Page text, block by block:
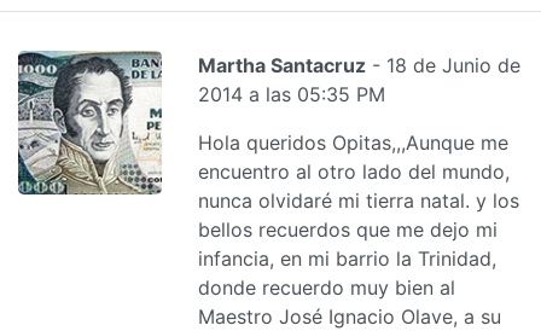
Martha Santacruz - 18 de Junio de
2014 a las 05:35 PM
Hola queridos Opitas,,,Aunque me
encuentro al otro lado del mundo,
nunca olvidaré mi tierra natal. y los
bellos recuerdos que me dejo mi
infancia, en mi barrio la Trinidad,
donde recuerdo muy bien al
Maestro José Ignacio Olave, a su